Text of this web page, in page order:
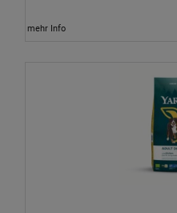
mehr Info